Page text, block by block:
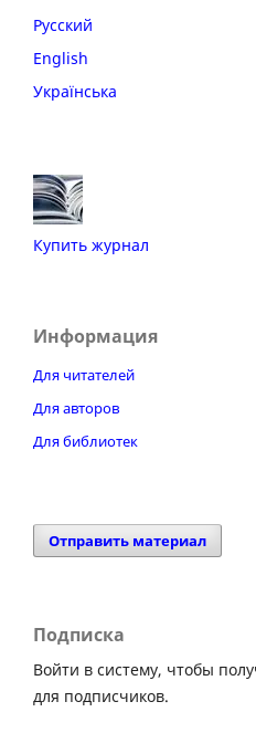
Русский
English
Українська
Купить журнал
Информация
Для читателей
Для авторов
Для библиотек
Отправить материал
Подписка
Войти в систему, чтобы
для подписчиков.